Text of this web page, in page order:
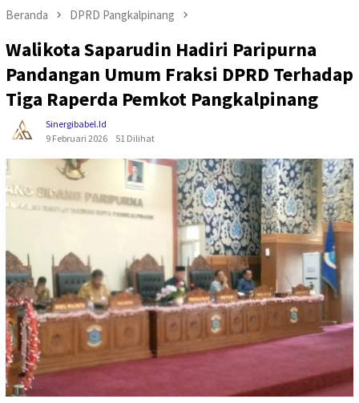
Beranda DPRD Pangkalpinang
Walikota Saparudin Hadiri Paripurna
Pandangan Umum Fraksi DPRD Terhadap
Tiga Raperda Pemkot Pangkalpinang
Sinergibabel.id
9 Februari 2026
51 Dilihat